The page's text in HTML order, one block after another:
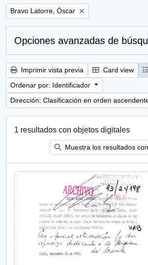
Remove filter:
Bravo Latorre, Óscar
Opciones avanzadas de
Imprimir vista previa Card view
Ordenar por: Identificador
Dirección: Clasificación en orden
1 resultados con objetos digitales
Muestra los resultados